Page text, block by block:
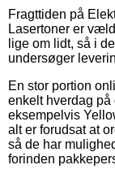
Fragttiden på
Lasertoner er
lige om lidt, så i
undersøger
En stor portion
enkelt hverdag
eksempelvis
alt er forudsat at
så de har
forinden